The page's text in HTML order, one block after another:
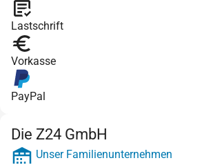
Lastschrift
Vorkasse
PayPal
Die Z24 GmbH
Unser Familienunternehmen